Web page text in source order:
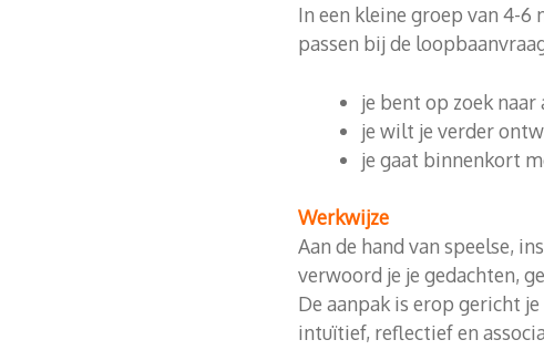
In een kleine groep van 4-6
passen bij de
je bent op zoek
je wilt je verder
je gaat binnenkort
Werkwijze
Aan de hand van speelse,
verwoord je je gedachten,
De aanpak is erop gericht
intuïtief, reflectief en